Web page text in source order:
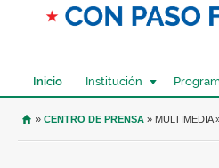
Inicio Institución
USTED SE ENCUENTRA
» CENTRO DE PRENSA » MULTIMEDIA